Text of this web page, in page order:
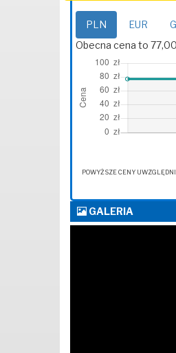
PLN EUR
Obecna cena to 77,00
POWYŻSZE CENY
GALERIA